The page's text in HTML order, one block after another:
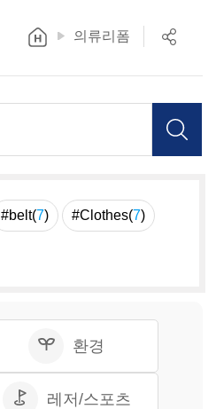
의류리폼
#belt(7) #Clothes(7)
환경
레저/스포츠